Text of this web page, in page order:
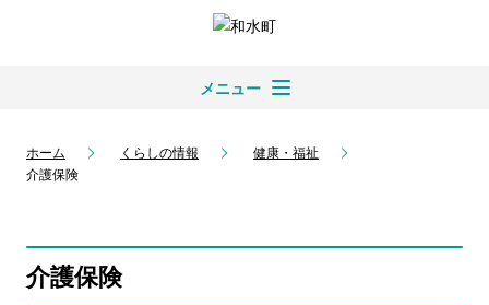
メニュー
ホーム くらしの情報
健康・福祉
介護保険
介護保険